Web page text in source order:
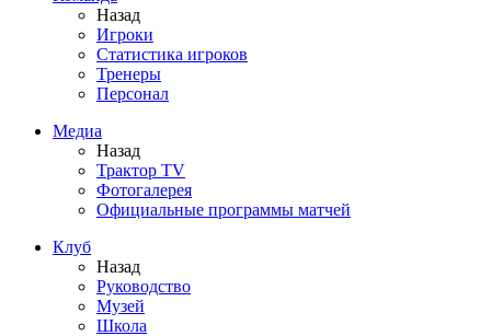
Назад
Игроки
Статистика игроков
Тренеры
Персонал
Медиа
Назад
Трактор TV
Фотогалерея
Официальные программы матчей
Клуб
Назад
Руководство
Музей
Школа